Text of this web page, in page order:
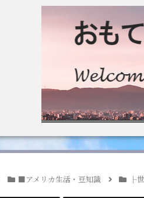
■アメリカ生活・豆知識 ├